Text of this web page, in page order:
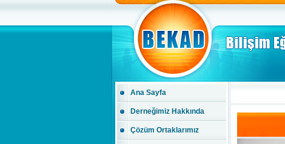
Ana Sayfa
Derneğimiz Hakkında
Çözüm Ortaklarımız